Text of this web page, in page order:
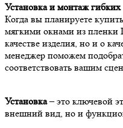
Установка и монтаж
Когда вы планируете
мягкими окнами из
качестве изделия, но и о
менеджер поможем
соответствовать вашим
Установка– это ключевой
внешний вид, но и